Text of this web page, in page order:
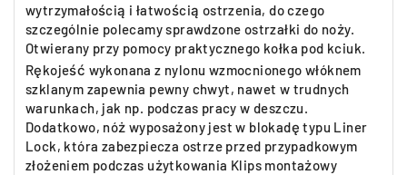
wytrzymałością i łatwością ostrzenia, do czego
szczególnie polecamy sprawdzone ostrzałki do noży.
Otwierany przy pomocy praktycznego kołka pod kciuk.
Rękojeść wykonana z nylonu wzmocnionego włóknem
szklanym zapewnia pewny chwyt, nawet w trudnych
warunkach, jak np. podczas pracy w deszczu.
Dodatkowo, nóż wyposażony jest w blokadę typu Liner
Lock, która zabezpiecza ostrze przed przypadkowym
złożeniem podczas użytkowania Klips montażowy